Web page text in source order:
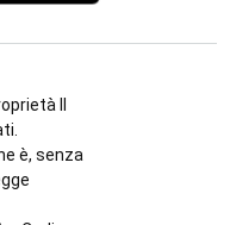
con 600
fine settembre